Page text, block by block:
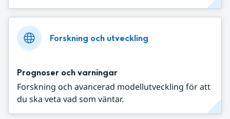
Forskning och utveckling
Prognoser och varningar
Forskning och avancerad modellutveckling för att
du ska veta vad som väntar.